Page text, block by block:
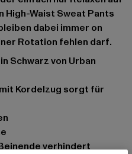
High-Waist Sweat Pants
dabei immer on
Rotation fehlen darf.